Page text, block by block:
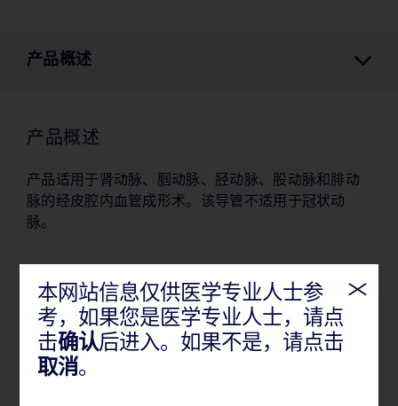
产品概述
产品概述
产品适用于肾动脉、腘动脉、胫动脉、股动脉和腓动
脉的经皮腔内血管成形术。该导管不适用于冠状动
脉。
产品特性
本网站信息仅供医学专业人士参
考，如果您是医学专业人士，请点
击确认后进入。如果不是，请点击
取消。